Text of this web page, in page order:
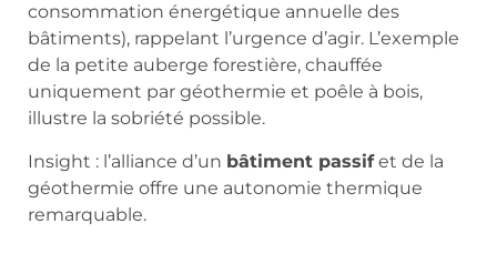
consommation énergétique annuelle des
bâtiments), rappelant l’urgence d’agir. L’exemple
de la petite auberge forestière, chauffée
uniquement par géothermie et poêle à bois,
illustre la sobriété possible.
Insight : l’alliance d’un bâtiment passifet de la
géothermie offre une autonomie thermique
remarquable.